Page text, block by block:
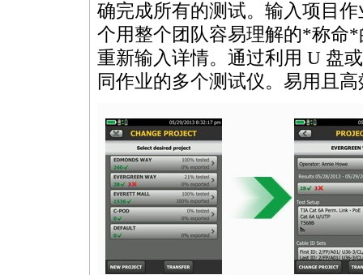
确完成所有的测试。输入项目
个用整个团队容易理解的*称命*
重新输入详情。通过利用 U 盘
同作业的多个测试仪。易用且高